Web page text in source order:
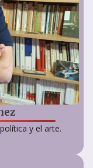
y el arte.